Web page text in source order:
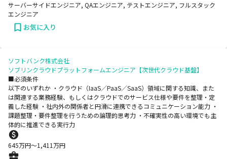
サーバーサイドエンジニア, QAエンジニア, テストエンジニア, フルスタック
エンジニア
お気に入り
ソフトバンク株式会社
ソブリンクラウドプラットフォームエンジニア【次世代クラウド基盤】
■必須条件
以下のいずれか ・クラウド（IaaS／PaaS／SaaS）領域に関する知識、また
は関連する業務経験、もしくはクラウドでのサービス仕様や要件を整理・定
義した経験 ・社内外の関係者と円滑に連携できるコミュニケーション能力 ・
課題整理・要件整理を行うための論理的思考力 ・不確実性の高い環境でも主
体的に推進できる実行力
645万円〜1,411万円